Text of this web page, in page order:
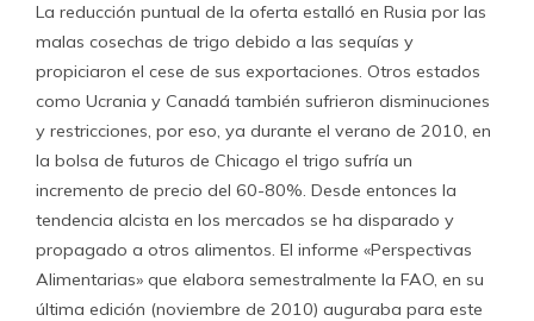
La reducción puntual de la oferta estalló en Rusia por las
malas cosechas de trigo debido a las sequías y
propiciaron el cese de sus exportaciones. Otros estados
como Ucrania y Canadá también sufrieron disminuciones
y restricciones, por eso, ya durante el verano de 2010, en
la bolsa de futuros de Chicago el trigo sufría un
incremento de precio del 60-80%. Desde entonces la
tendencia alcista en los mercados se ha disparado y
propagado a otros alimentos. El informe «Perspectivas
Alimentarias» que elabora semestralmente la FAO, en su
última edición (noviembre de 2010) auguraba para este